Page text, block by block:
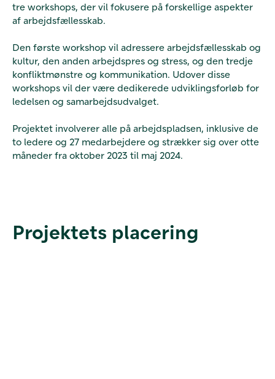
tre workshops, der vil fokusere på forskellige aspekter
af arbejdsfællesskab.
Den første workshop vil adressere arbejdsfællesskab og
kultur, den anden arbejdspres og stress, og den tredje
konfliktmønstre og kommunikation. Udover disse
workshops vil der være dedikerede udviklingsforløb for
ledelsen og samarbejdsudvalget.
Projektet involverer alle på arbejdspladsen, inklusive de
to ledere og 27 medarbejdere og strækker sig over otte
måneder fra oktober 2023 til maj 2024.
Projektets placering